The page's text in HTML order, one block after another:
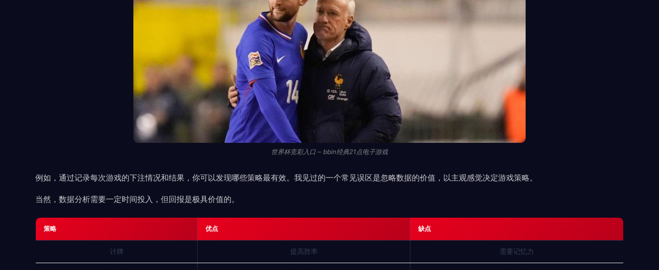
世界杯竞彩入口 – bbin经典21点电子游戏
例如，通过记录每次游戏的下注情况和结果，你可以发现哪些策略最有效。我见过的一个常见误区是忽略数据的价值，以主观感觉决定游戏策略。
当然，数据分析需要一定时间投入，但回报是极具价值的。
策略 优点 缺点
计牌 提高胜率 需要记忆力